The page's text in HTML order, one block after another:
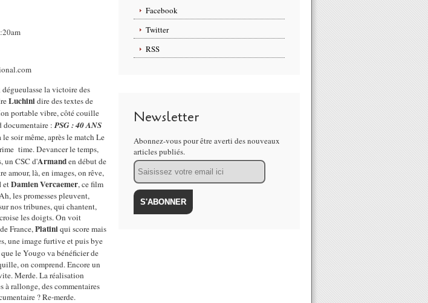
la victoire des
Luchinidire des textes de
portable vibre, côté couille
documentaire : PSG : 40 ANS
soir même, après le match Le
time. Devancer le temps,
un CSC d'Armanden début de
amour, là, en images, on rêve,
etDamien Vercaemer, ce film
les promesses pleuvent,
nos tribunes, qui chantent,
les doigts. On voit
France,Platiniqui score mais
une image furtive et puis bye
le Yougo va bénéficier de
on comprend. Encore un
Merde. La réalisation
à rallonge, des commentaires
? Re-merde.
Facebook
Twitter
RSS
Newsletter
Abonnez-vous pour être averti des nouveaux
articles publiés.
Email